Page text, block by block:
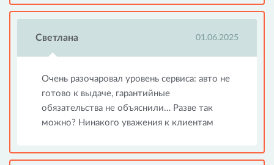
Светлана 01.06.2025
Очень разочаровал уровень сервиса: авто не
готово к выдаче, гарантийные
обязательства не объяснили… Разве так
можно? Нинакого уважения к клиентам